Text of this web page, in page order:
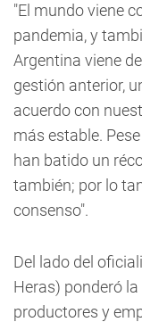
"El mundo viene
pandemia, y
Argentina viene
gestión anterior,
acuerdo con
más estable.
han batido un
también; por lo
consenso".
Del lado del
Heras) ponderó
productores y